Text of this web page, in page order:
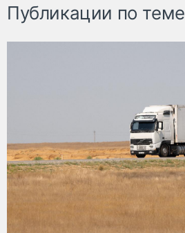
Публикации по теме